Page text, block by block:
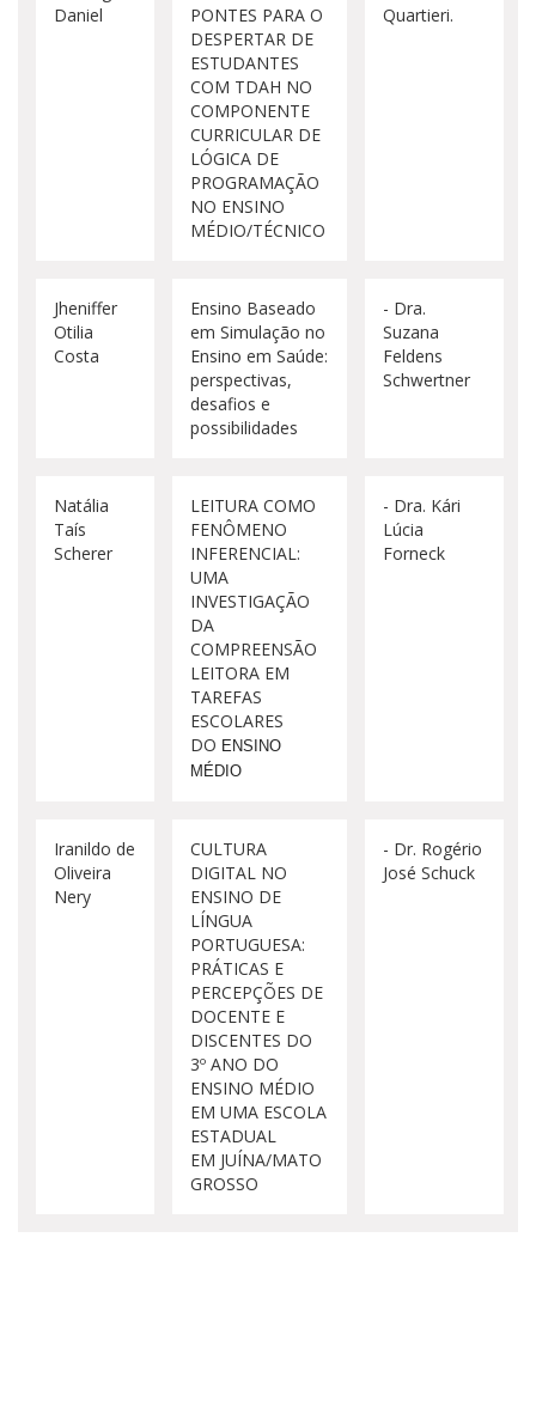
Daniel
PONTES PARA O
DESPERTAR DE
ESTUDANTES
COM TDAH NO
COMPONENTE
CURRICULAR DE
LÓGICA DE
PROGRAMAÇÃO
NO ENSINO
MÉDIO/TÉCNICO
Quartieri.
Jheniffer
Otilia
Costa
Ensino Baseado
em Simulação no
Ensino em Saúde:
perspectivas,
desafios e
possibilidades
- Dra.
Suzana
Feldens
Schwertner
Natália
Taís
Scherer
LEITURA COMO
FENÔMENO
INFERENCIAL:
UMA
INVESTIGAÇÃO
DA
COMPREENSÃO
LEITORA EM
TAREFAS
ESCOLARES
DO ENSINO
MÉDIO
- Dra. Kári
Lúcia
Forneck
Iranildo de
Oliveira
Nery
CULTURA
DIGITAL NO
ENSINO DE
LÍNGUA
PORTUGUESA:
PRÁTICAS E
PERCEPÇÕES DE
DOCENTE E
DISCENTES DO
3º ANO DO
ENSINO MÉDIO
EM UMA ESCOLA
ESTADUAL
EM JUÍNA/MATO
GROSSO
- Dr. Rogério
José Schuck